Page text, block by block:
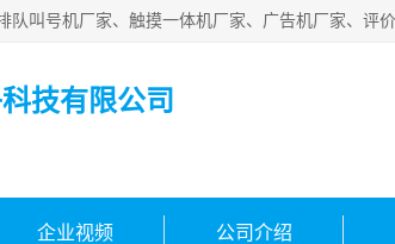
技有限公司
企业视频 公司介绍